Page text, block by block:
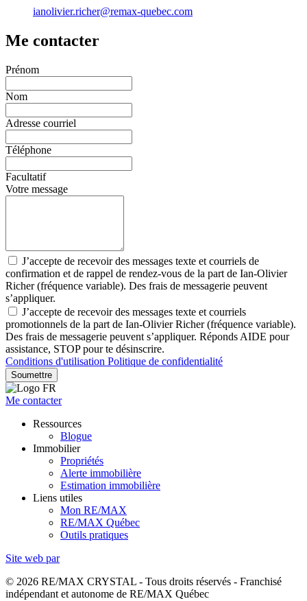
ianolivier.richer@remax-quebec.com
Me contacter
Prénom
Nom
Adresse courriel
Téléphone
Facultatif
Votre message
J’accepte de recevoir des messages texte et courriels de
confirmation et de rappel de rendez-vous de la part de Ian-Olivier
Richer (fréquence variable). Des frais de messagerie peuvent
s’appliquer.
J’accepte de recevoir des messages texte et courriels
promotionnels de la part de Ian-Olivier Richer (fréquence variable).
Des frais de messagerie peuvent s’appliquer. Réponds AIDE pour
assistance, STOP pour te désinscrire.
Conditions d'utilisation Politique de confidentialité
Soumettre
Me contacter
Ressources
Blogue
Immobilier
Propriétés
Alerte immobilière
Estimation immobilière
Liens utiles
Mon RE/MAX
RE/MAX Québec
Outils pratiques
Site web par
© 2026 RE/MAX CRYSTAL - Tous droits réservés - Franchisé
indépendant et autonome de RE/MAX Québec